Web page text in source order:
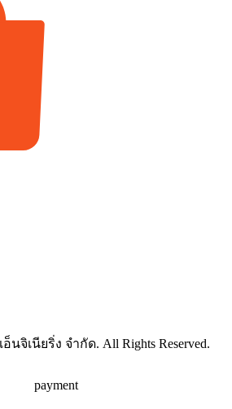
นจิเนียริ่ง จำกัด. All Rights Reserved.